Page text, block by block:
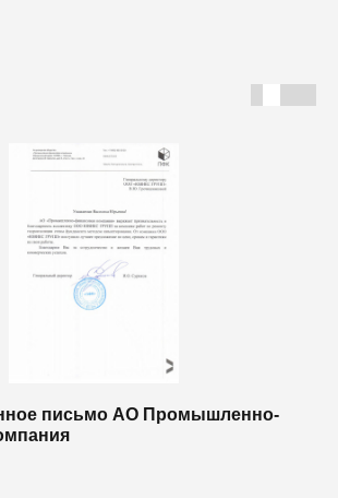
письмо АО Промышленно-